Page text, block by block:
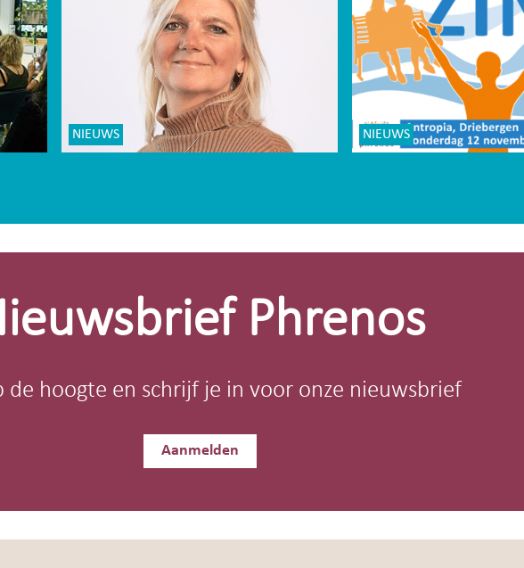
NIEUWS NIEUWS
Phrenos
de hoogte en schrijf je in voor onze nieuwsbrief
Aanmelden